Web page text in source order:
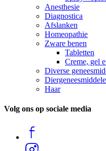
Anesthesie
Diagnostica
Afslanken
Homeopathie
Zware benen
Tabletten
Creme, gel
Diverse
Haar
Volg ons op sociale media